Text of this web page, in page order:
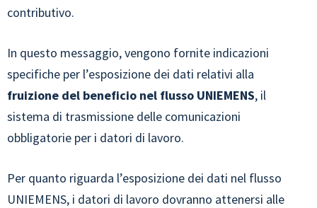
contributivo.
In questo messaggio, vengono fornite indicazioni
specifiche per l’esposizione dei dati relativi alla
fruizione del beneficio nel flusso UNIEMENS, il
sistema di trasmissione delle comunicazioni
obbligatorie per i datori di lavoro.
Per quanto riguarda l’esposizione dei dati nel flusso
UNIEMENS, i datori di lavoro dovranno attenersi alle